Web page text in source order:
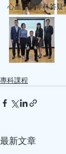
心血管病專科答疑
專科課程
最新文章